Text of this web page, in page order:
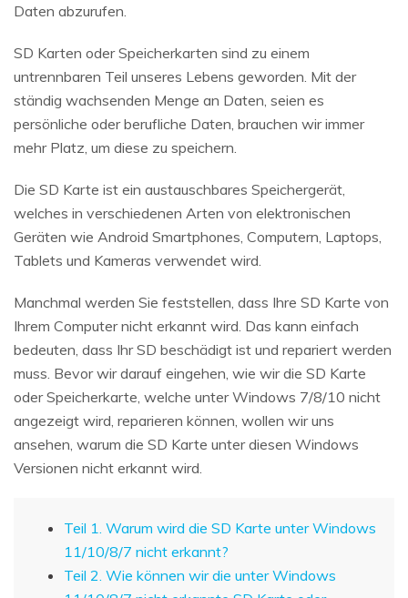
Daten abzurufen.
SD Karten oder Speicherkarten sind zu einem
untrennbaren Teil unseres Lebens geworden. Mit der
ständig wachsenden Menge an Daten, seien es
persönliche oder berufliche Daten, brauchen wir immer
mehr Platz, um diese zu speichern.
Die SD Karte ist ein austauschbares Speichergerät,
welches in verschiedenen Arten von elektronischen
Geräten wie Android Smartphones, Computern, Laptops,
Tablets und Kameras verwendet wird.
Manchmal werden Sie feststellen, dass Ihre SD Karte von
Ihrem Computer nicht erkannt wird. Das kann einfach
bedeuten, dass Ihr SD beschädigt ist und repariert werden
muss. Bevor wir darauf eingehen, wie wir die SD Karte
oder Speicherkarte, welche unter Windows 7/8/10 nicht
angezeigt wird, reparieren können, wollen wir uns
ansehen, warum die SD Karte unter diesen Windows
Versionen nicht erkannt wird.
Teil 1. Warum wird die SD Karte unter Windows
11/10/8/7 nicht erkannt?
Teil 2. Wie können wir die unter Windows